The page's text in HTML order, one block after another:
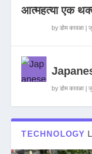
आत्महत्या एक
byडोम कावळा |
byडोम कावळा |
TECHNOLOGY